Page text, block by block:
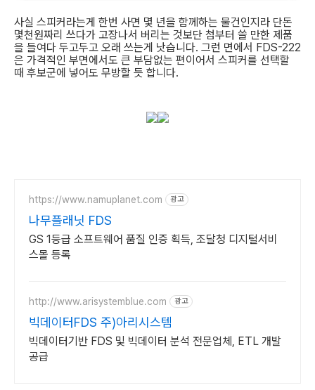
사실 스피커라는게 한번 사면 몇 년을 함께하는 물건인지라 단돈
몇천원짜리 쓰다가 고장나서 버리는 것보단 첨부터 쓸 만한 제품
을 들여다 두고두고 오래 쓰는게 낫습니다. 그런 면에서 FDS-222
은 가격적인 부면에서도 큰 부담없는 편이어서 스피커를 선택할
때 후보군에 넣어도 무방할 듯 합니다.
https://www.namuplanet.com 광고
나무플래닛 FDS
GS 1등급 소프트웨어 품질 인증 획득, 조달청 디지털서비
스몰 등록
http://www.arisystemblue.com 광고
빅데이터FDS 주)아리시스템
빅데이터기반 FDS 및 빅데이터 분석 전문업체, ETL 개발
공급